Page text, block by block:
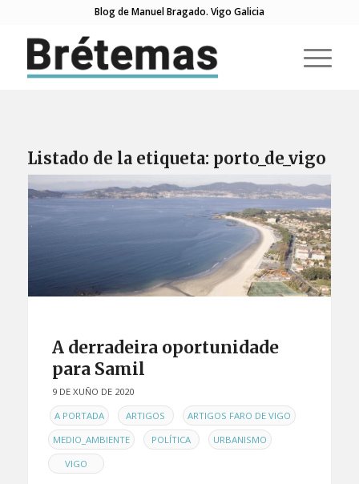
Blog de Manuel Bragado. Vigo Galicia
Listado de la etiqueta: porto_de_vigo
A derradeira oportunidade
para Samil
9 DE XUÑO DE 2020
ENA PORTADA , ARTIGOS , ARTIGOS FARO DE VIGO ,
MEDIO_AMBIENTE , POLÍTICA , URBANISMO ,
VIGO